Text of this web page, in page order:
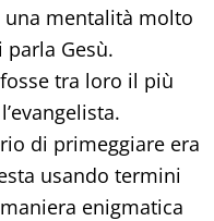
una mentalità molto
parla Gesù.
tra loro il più
di primeggiare era
usando termini
enigmatica